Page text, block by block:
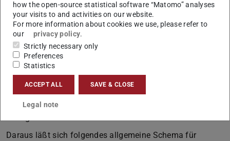
Information, die mit bereits Bekanntem verknüpft
(assoziiert) werden kann, ist leichter zu merken.
Neue Information wird in den ersten 20 Minuten nach
der Präsentation am leichtesten wieder vergessen,
bereits einmaliges Wiederholen steigert die
Erinnerungsrate jedoch deutlich.
können sich überlagern und dadurch gegenseitig
Daraus läßt sich folgendes allgemeine Schema für
how the open-source statistical software “Matomo” analyses
your visits to and activities on our website.
For more information about cookies we use, please refer to
our
privacy policy.
Strictly necessary only
Preferences
Statistics
ACCEPT ALL SAVE & CLOSE
Legal note